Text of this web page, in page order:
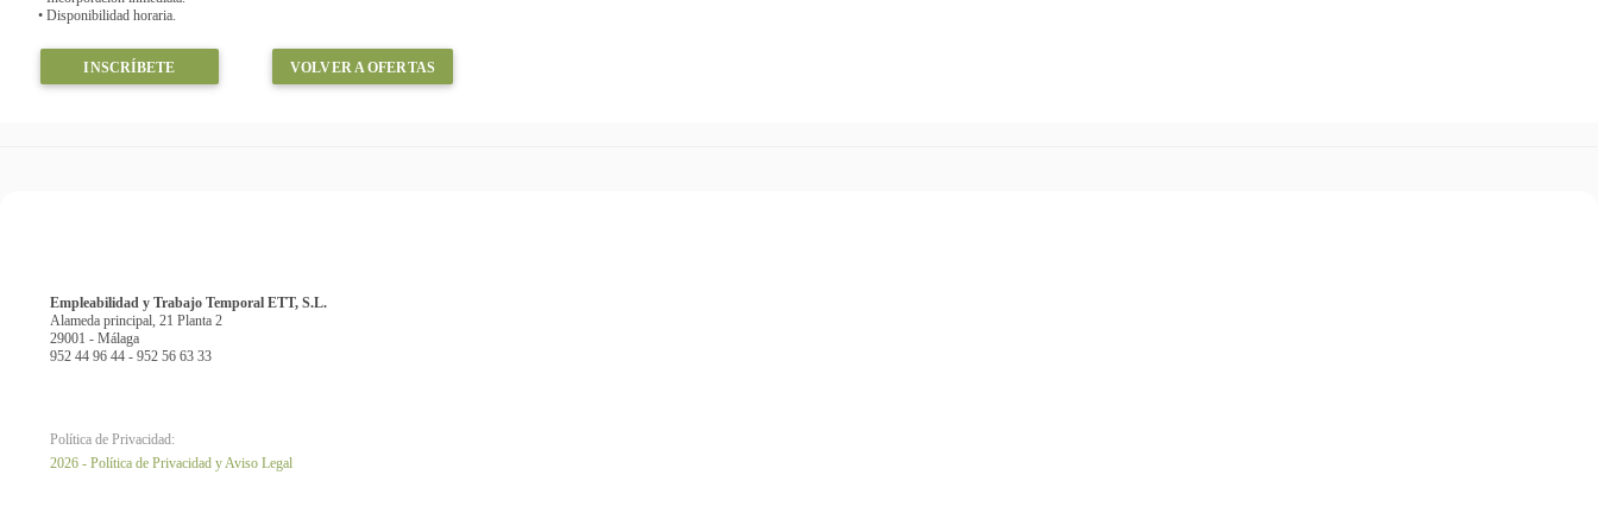
• Disponibilidad horaria.
INSCRÍBETE VOLVER A OFERTAS
Empleabilidad y Trabajo Temporal ETT, S.L.
Alameda principal, 21 Planta 2
29001 - Málaga
952 44 96 44 - 952 56 63 33
Política de Privacidad:
2026 - Política de Privacidad y Aviso Legal